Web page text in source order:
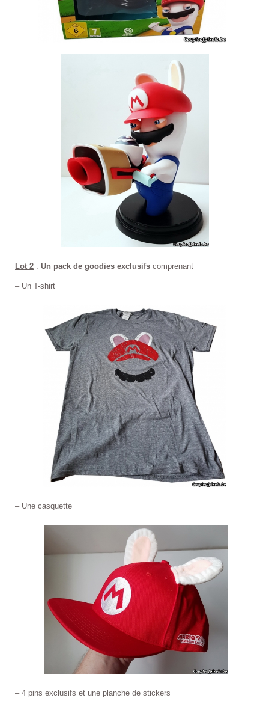
Lot 2 : Un pack de goodies exclusifs comprenant
– Un T-shirt
– Une casquette
– 4 pins exclusifs et une planche de stickers